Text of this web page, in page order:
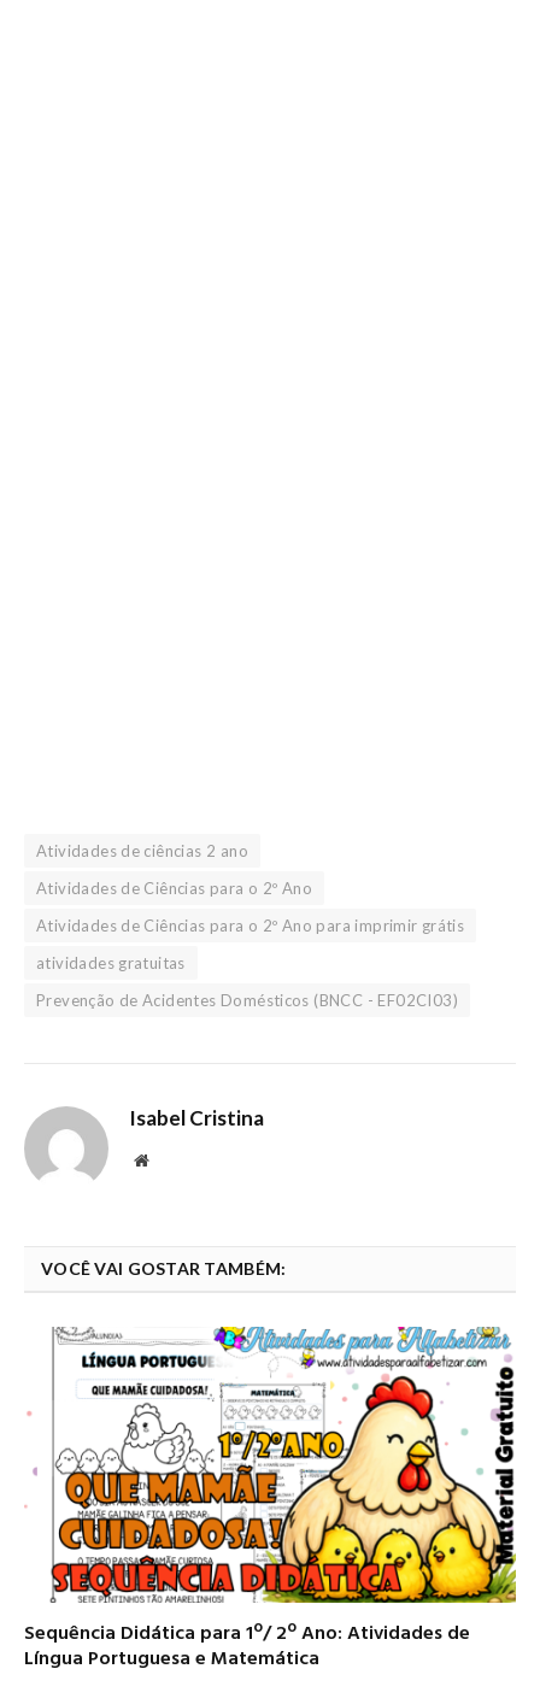
Atividades de ciências 2 ano
Atividades de Ciências para o 2º Ano
Atividades de Ciências para o 2º Ano para imprimir grátis
atividades gratuitas
Prevenção de Acidentes Domésticos (BNCC - EF02CI03)
Isabel Cristina
Website
VOCÊ VAI GOSTAR TAMBÉM:
Sequência Didática para 1º/ 2º Ano: Atividades de
Língua Portuguesa e Matemática